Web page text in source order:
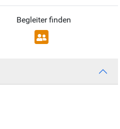
Begleiter finden